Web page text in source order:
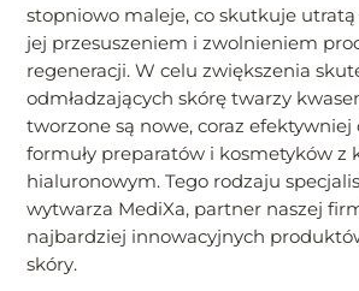
stopniowo maleje, co skutkuje utratą
jej przesuszeniem i zwolnieniem
regeneracji. W celu zwiększenia
odmładzających skórę twarzy
tworzone są nowe, coraz efektywniej
formuły preparatów i kosmetyków z
hialuronowym. Tego rodzaju
wytwarza MediXa, partner naszej
najbardziej innowacyjnych
skóry.